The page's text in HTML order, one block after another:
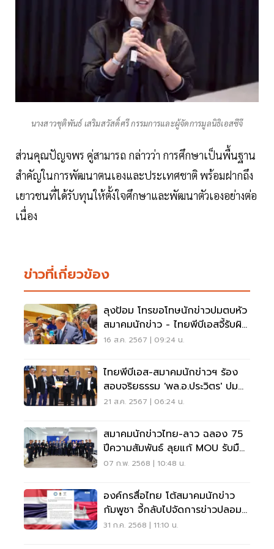
นางสาวชุติพันธ์ เสริมสวัสดิ์ศรี กรรมการและผู้จัดการมูลนิธิเอสซีจี
ส่วนคุณปัญจพร คู่สามารถ กล่าวว่า การศึกษาเป็นพื้นฐาน
สำคัญในการพัฒนาตนเองและประเทศชาติ พร้อมฝากถึง
เยาวชนที่ได้รับทุนให้ตั้งใจศึกษาและพัฒนาตัวเองอย่างต่อ
เนื่อง
ข่าวที่เกี่ยวข้อง
ลุงป้อม โทรขอโทษนักข่าวปมตบหัว
สมาคมนักข่าว - ไทยพีบีเอสจี้รับผิด
ชอบ
16 ส.ค. 2567 | 09:24 น.
ไทยพีบีเอส-สมาคมนักข่าวฯ ร้อง
สอบจริยธรรม 'พล.อ.ประวิตร' ปม
คุกคามสื่อ
21 ส.ค. 2567 | 06:24 น.
สมาคมนักข่าวไทย-ลาว ฉลอง 75
ปีความสัมพันธ์ ลุยแก้ MOU รับมือ
AI-ภัยออนไลน์
07 ก.พ. 2568 | 10:48 น.
องค์กรสื่อไทย โต้สมาคมนักข่าว
กัมพูชา จี้กลับไปจัดการข่าวปลอม
ประเทศตัวเอง
31 ก.ค. 2568 | 11:10 น.